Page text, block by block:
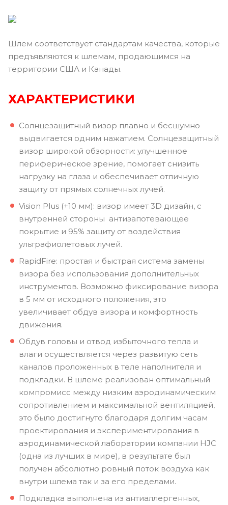
Шлем соответствует стандартам качества, которые
предъявляются к шлемам, продающимся на
территории США и Канады.
ХАРАКТЕРИСТИКИ
Солнцезащитный визор плавно и бесшумно
выдвигается одним нажатием. Солнцезащитный
визор широкой обзорности: улучшенное
периферическое зрение, помогает снизить
нагрузку на глаза и обеспечивает отличную
защиту от прямых солнечных лучей.
Vision Plus (+10 мм): визор имеет 3D дизайн, с
внутренней стороны антизапотевающее
покрытие и 95% защиту от воздействия
ультрафиолетовых лучей.
RapidFire: простая и быстрая система замены
визора без использования дополнительных
инструментов. Возможно фиксирование визора
в 5 мм от исходного положения, это
увеличивает обдув визора и комфортность
движения.
Обдув головы и отвод избыточного тепла и
влаги осуществляется через развитую сеть
каналов проложенных в теле наполнителя и
подкладки. В шлеме реализован оптимальный
компромисс между низким аэродинамическим
сопротивлением и максимальной вентиляцией,
это было достигнуто благодаря долгим часам
проектирования и экспериментирования в
аэродинамической лаборатории компании HJC
(одна из лучших в мире), в результате был
получен абсолютно ровный поток воздуха как
внутри шлема так и за его пределами.
Подкладка выполнена из антиаллергенных,